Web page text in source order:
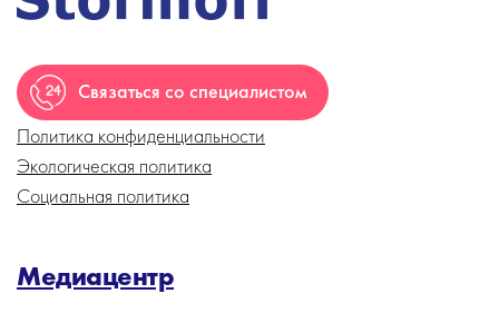
Связаться со специалистом
Политика конфиденциальности
Экологическая политика
Социальная политика
Медиацентр